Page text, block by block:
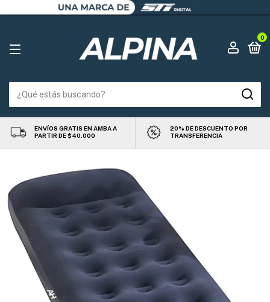
0
ENVÍOS GRATIS EN AMBA A
PARTIR DE $40.000
20% DE DESCUENTO POR
TRANSFERENCIA